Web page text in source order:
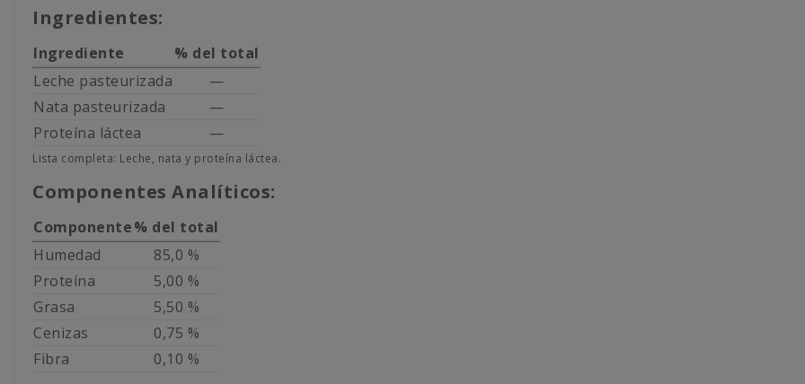
Ingredientes:
Ingrediente
% del total
Leche pasteurizada
—
Nata pasteurizada
—
Proteína láctea
—
Lista completa: Leche, nata y proteína láctea.
Componentes Analíticos:
Componente% del total
Humedad
85,0 %
Proteína
5,00 %
Grasa
5,50 %
Cenizas
0,75 %
Fibra
0,10 %